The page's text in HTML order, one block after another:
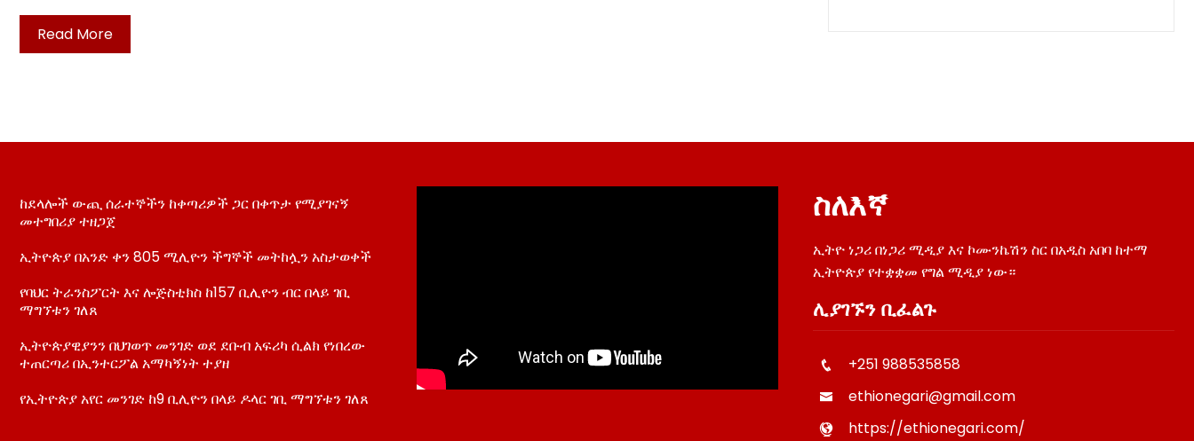
Read More
ከደላሎች ውጪ ሰራተኞችን ከቀጣሪዎች ጋር በቀጥታ የሚያገናኝ
መተግበሪያ ተዘጋጀ
ኢትዮጵያ በአንድ ቀን 805 ሚሊዮን ችግኞች መትከሏን አስታወቀች
የባህር ትራንስፖርት እና ሎጅስቲክስ ከ157 ቢሊዮን ብር በላይ ገቢ
ማግኘቱን ገለጸ
ኢትዮጵያዊያንን በህገወጥ መንገድ ወደ ደቡብ አፍሪካ ሲልክ የነበረው
ተጠርጣሪ በኢንተርፖል አማካኝነት ተያዘ
የኢትዮጵያ አየር መንገድ ከ9 ቢሊዮን በላይ ዶላር ገቢ ማግኘቱን ገለጸ
ስለእኛ
ኢትዮ ነጋሪ በነጋሪ ሚዲያ እና ኮሙንኬሽን ስር በአዲስ አበባ ከተማ
ኢትዮጵያ የተቋቋመ የግል ሚዲያ ነው።
ሊያገኙን ቢፈልጉ
+251 988535858
ethionegari@gmail.com
https://ethionegari.com/